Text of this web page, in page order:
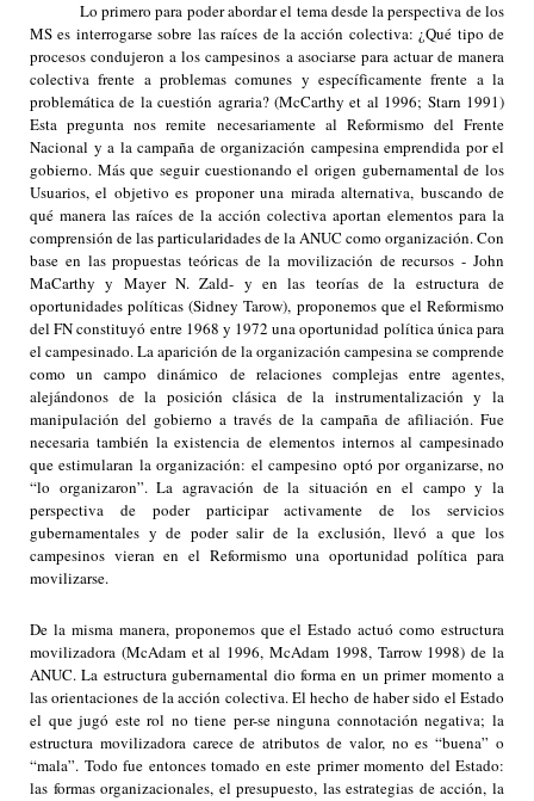
Lo primero para poder abordar el tema desde la perspectiva de los
MS es interrogarse sobre las raíces de la acción colectiva: ¿Qué tipo de
procesos condujeron a los campesinos a asociarse para actuar de manera
colectiva frente a problemas comunes y específicamente frente a la
problemática de la cuestión agraria? (McCarthy et al 1996; Starn 1991)
Esta pregunta nos remite necesariamente al Reformismo del Frente
Nacional y a la campaña de organización campesina emprendida por el
gobierno. Más que seguir cuestionando el origen gubernamental de los
Usuarios, el objetivo es proponer una mirada alternativa, buscando de
qué manera las raíces de la acción colectiva aportan elementos para la
comprensión de las particularidades de la ANUC como organización. Con
base en las propuestas teóricas de la movilización de recursos - John
MaCarthy y Mayer N. Zald- y en las teorías de la estructura de
oportunidades políticas (Sidney Tarow), proponemos que el Reformismo
del FN constituyó entre 1968 y 1972 una oportunidad política única para
el campesinado. La aparición de la organización campesina se comprende
como un campo dinámico de relaciones complejas entre agentes,
alejándonos de la posición clásica de la instrumentalización y la
manipulación del gobierno a través de la campaña de afiliación. Fue
necesaria también la existencia de elementos internos al campesinado
que estimularan la organización: el campesino optó por organizarse, no
“lo organizaron”. La agravación de la situación en el campo y la
perspectiva de poder participar activamente de los servicios
gubernamentales y de poder salir de la exclusión, llevó a que los
campesinos vieran en el Reformismo una oportunidad política para
movilizarse.
De la misma manera, proponemos que el Estado actuó como estructura
movilizadora (McAdam et al 1996, McAdam 1998, Tarrow 1998) de la
ANUC. La estructura gubernamental dio forma en un primer momento a
las orientaciones de la acción colectiva. El hecho de haber sido el Estado
el que jugó este rol no tiene per-se ninguna connotación negativa; la
estructura movilizadora carece de atributos de valor, no es “buena” o
“mala”. Todo fue entonces tomado en este primer momento del Estado:
las formas organizacionales, el presupuesto, las estrategias de acción, la